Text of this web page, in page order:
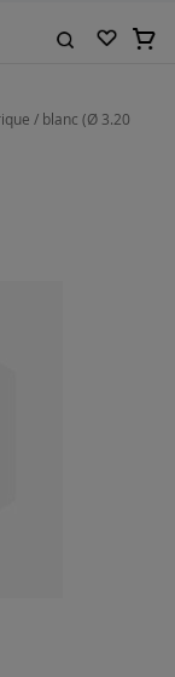
Mon
/ blanc (Ø 3.20